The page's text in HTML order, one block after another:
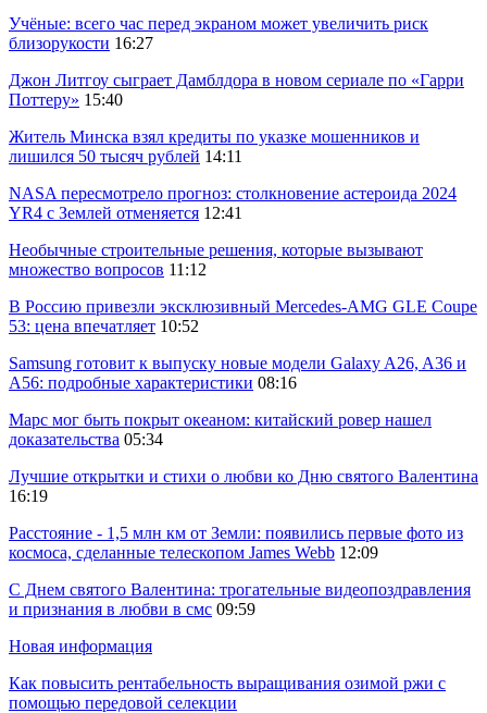
Учёные: всего час перед экраном может увеличить риск
близорукости 16:27
Джон Литгоу сыграет Дамблдора в новом сериале по «Гарри
Поттеру» 15:40
Житель Минска взял кредиты по указке мошенников и
лишился 50 тысяч рублей 14:11
NASA пересмотрело прогноз: столкновение астероида 2024
YR4 с Землей отменяется 12:41
Необычные строительные решения, которые вызывают
множество вопросов 11:12
В Россию привезли эксклюзивный Mercedes-AMG GLE Coupe
53: цена впечатляет 10:52
Samsung готовит к выпуску новые модели Galaxy A26, A36 и
A56: подробные характеристики 08:16
Марс мог быть покрыт океаном: китайский ровер нашел
доказательства 05:34
Лучшие открытки и стихи о любви ко Дню святого Валентина
16:19
Расстояние - 1,5 млн км от Земли: появились первые фото из
космоса, сделанные телескопом James Webb 12:09
С Днем святого Валентина: трогательные видеопоздравления
и признания в любви в смс 09:59
Новая информация
Как повысить рентабельность выращивания озимой ржи с
помощью передовой селекции